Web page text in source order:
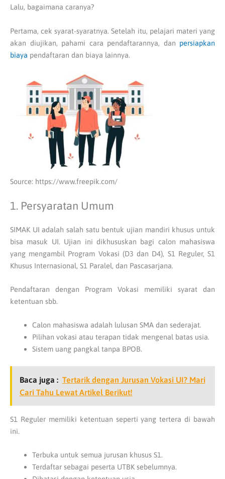
Lalu, bagaimana caranya?
Pertama, cek syarat-syaratnya. Setelah itu, pelajari materi yang
akan diujikan, pahami cara pendaftarannya, dan persiapkan
biaya pendaftaran dan biaya lainnya.
Source: https://www.freepik.com/
1. Persyaratan Umum
SIMAK UI adalah salah satu bentuk ujian mandiri khusus untuk
bisa masuk UI. Ujian ini dikhususkan bagi calon mahasiswa
yang mengambil Program Vokasi (D3 dan D4), S1 Reguler, S1
Khusus Internasional, S1 Paralel, dan Pascasarjana.
Pendaftaran dengan Program Vokasi memiliki syarat dan
ketentuan sbb.
Calon mahasiswa adalah lulusan SMA dan sederajat.
Pilihan vokasi atau terapan tidak mengenal batas usia.
Sistem uang pangkal tanpa BPOB.
Baca juga : Tertarik dengan Jurusan Vokasi UI? Mari
Cari Tahu Lewat Artikel Berikut!
S1 Reguler memiliki ketentuan seperti yang tertera di bawah
ini.
Terbuka untuk semua jurusan khusus S1.
Terdaftar sebagai peserta UTBK sebelumnya.